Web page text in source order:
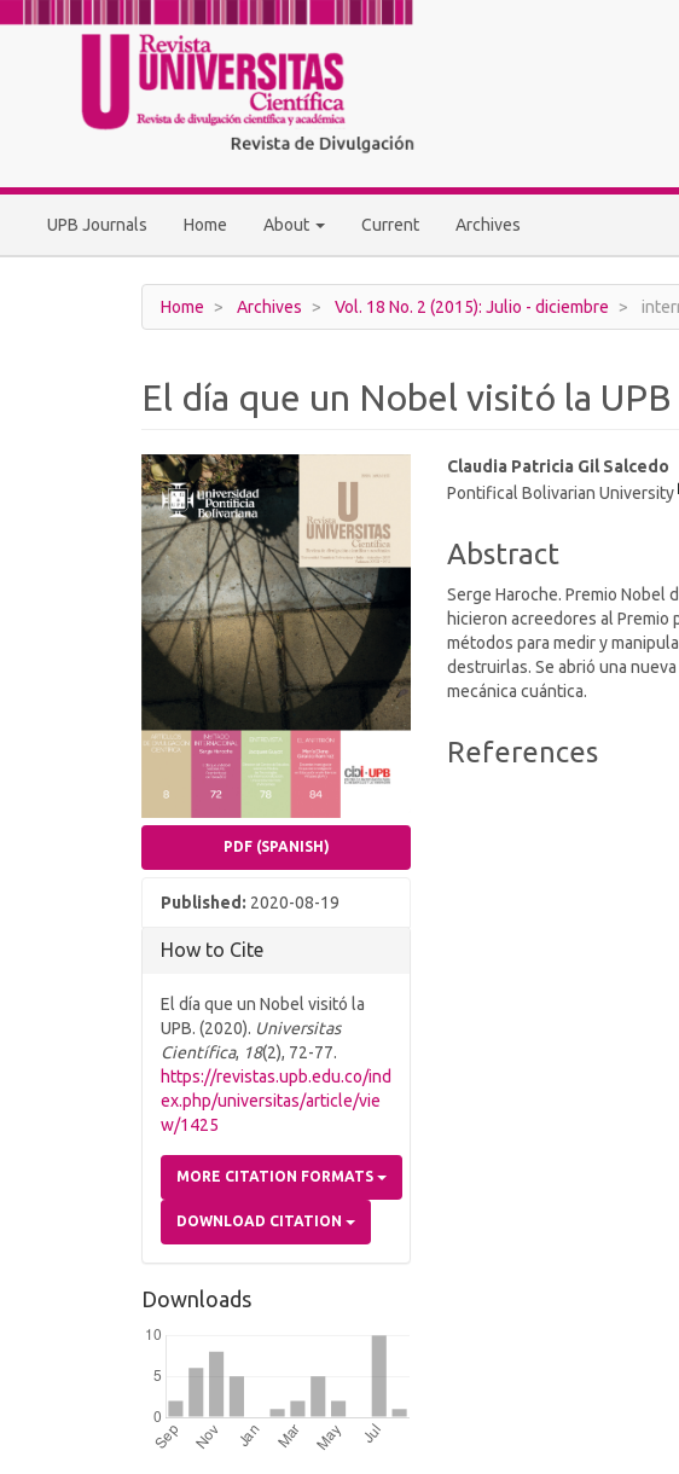
Navigation
Sidebar
UPB Journals Home About Current Archives
Home Archives Vol. 18 No. 2 (2015): Julio - diciembre
El día que un Nobel visitó la UPB
Article
Sidebar
PDF (SPANISH)
Published: 2020-08-19
How to Cite
El día que un Nobel visitó la
UPB. (2020). Universitas
Científica, 18(2), 72-77.
https://revistas.upb.edu.co/ind
ex.php/universitas/article/vie
w/1425
MORE CITATION FORMATS
DOWNLOAD CITATION
Downloads
Main
Article
Claudia Patricia Gil Salcedo
Pontifical Bolivarian University
Abstract
Serge Haroche. Premio Nobel
hicieron acreedores al
métodos para medir y
destruirlas. Se abrió una
mecánica cuántica.
Article
References